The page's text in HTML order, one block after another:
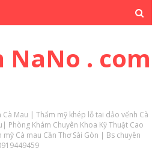
NaNo . com
Cà Mau | Thẩm mỹ khép lỗ tai dảo vểnh Cà
Phòng Khám Chuyên Khoa Kỹ Thuật Cao
Cà mau Cần Thơ Sài Gòn | Bs chuyên